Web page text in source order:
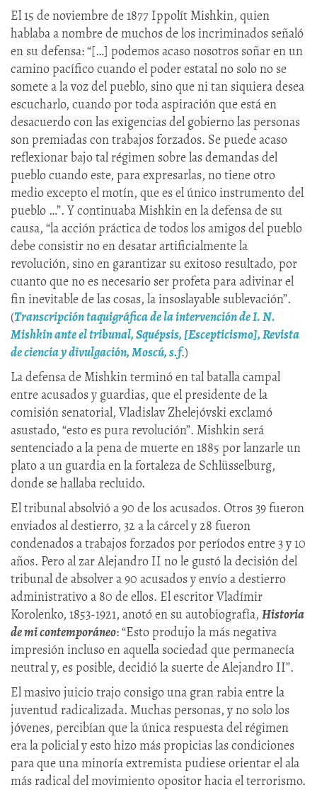
El 15 de noviembre de 1877 Ippolít Mishkin, quien
hablaba a nombre de muchos de los incriminados señaló
en su defensa: “[…] podemos acaso nosotros soñar en un
camino pacífico cuando el poder estatal no solo no se
somete a la voz del pueblo, sino que ni tan siquiera desea
escucharlo, cuando por toda aspiración que está en
desacuerdo con las exigencias del gobierno las personas
son premiadas con trabajos forzados. Se puede acaso
reflexionar bajo tal régimen sobre las demandas del
pueblo cuando este, para expresarlas, no tiene otro
medio excepto el motín, que es el único instrumento del
pueblo …”. Y continuaba Mishkin en la defensa de su
causa, “la acción práctica de todos los amigos del pueblo
debe consistir no en desatar artificialmente la
revolución, sino en garantizar su exitoso resultado, por
cuanto que no es necesario ser profeta para adivinar el
fin inevitable de las cosas, la insoslayable sublevación”.
(Transcripción taquigráfica de la intervención de I. N.
Mishkin ante el tribunal, Squépsis, [Escepticismo], Revista
de ciencia y divulgación, Moscú, s.f.)
La defensa de Mishkin terminó en tal batalla campal
entre acusados y guardias, que el presidente de la
comisión senatorial, Vladislav Zhelejóvski exclamó
asustado, “esto es pura revolución”. Mishkin será
sentenciado a la pena de muerte en 1885 por lanzarle un
plato a un guardia en la fortaleza de Schlüsselburg,
donde se hallaba recluido.
El tribunal absolvió a 90 de los acusados. Otros 39 fueron
enviados al destierro, 32 a la cárcel y 28 fueron
condenados a trabajos forzados por períodos entre 3 y 10
años. Pero al zar Alejandro II no le gustó la decisión del
tribunal de absolver a 90 acusados y envío a destierro
administrativo a 80 de ellos. El escritor Vladímir
Korolenko, 1853-1921, anotó en su autobiografía, Historia
de mi contemporáneo: “Esto produjo la más negativa
impresión incluso en aquella sociedad que permanecía
neutral y, es posible, decidió la suerte de Alejandro II”.
El masivo juicio trajo consigo una gran rabia entre la
juventud radicalizada. Muchas personas, y no solo los
jóvenes, percibían que la única respuesta del régimen
era la policial y esto hizo más propicias las condiciones
para que una minoría extremista pudiese orientar el ala
más radical del movimiento opositor hacia el terrorismo.